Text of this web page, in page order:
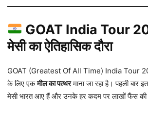
GOAT India Tour
मेसी का ऐतिहासिक दौरा
GOAT (Greatest Of All Time) India Tour
के लिए एकमील का पत्थरमाना जा रहा है। पहली बार
मेसी भारत आए हैं और उनके हर कदम पर लाखों फैंस की